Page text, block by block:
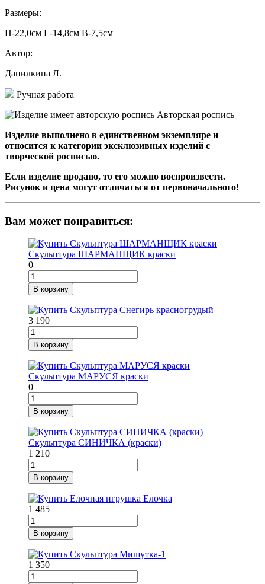
Размеры:
H-22,0см L-14,8см В-7,5см
Автор:
Данилкина Л.
Ручная работа
Авторская роспись
Изделие выполнено в единственном экземпляре и
относится к категории эксклюзивных изделий с
творческой росписью.
Если изделие продано, то его можно воспроизвести.
Рисунок и цена могут отличаться от первоначального!
Вам может понравиться:
Скульптура ШАРМАНЩИК краски
0
В корзину
3 190
В корзину
Скульптура МАРУСЯ краски
0
В корзину
Скульптура СИНИЧКА (краски)
1 210
В корзину
1 485
В корзину
1 350